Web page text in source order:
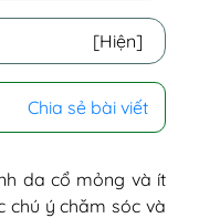
[Hiện]
thế nào?
cổ
chăm sóc
Chia sẻ bài viết
da cổ mỏng và ít
chú ý chăm sóc và